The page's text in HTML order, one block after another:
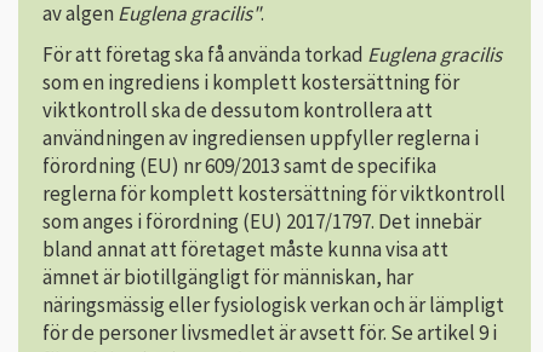
av algen Euglena gracilis".
För att företag ska få använda torkad Euglena gracilis
som en ingrediens i komplett kostersättning för
viktkontroll ska de dessutom kontrollera att
användningen av ingrediensen uppfyller reglerna i
förordning (EU) nr 609/2013 samt de specifika
reglerna för komplett kostersättning för viktkontroll
som anges i förordning (EU) 2017/1797. Det innebär
bland annat att företaget måste kunna visa att
ämnet är biotillgängligt för människan, har
näringsmässig eller fysiologisk verkan och är lämpligt
för de personer livsmedlet är avsett för. Se artikel 9 i